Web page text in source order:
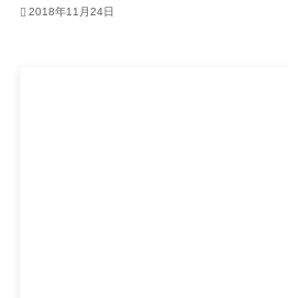
2018年11月24日